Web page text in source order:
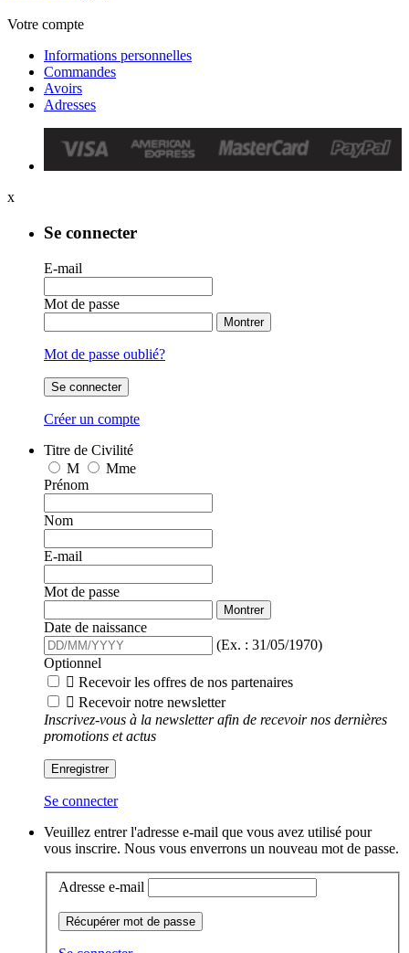
Votre compte
Informations personnelles
Commandes
Avoirs
Adresses
x
Se connecter
E-mail
Mot de passe
Montrer
Mot de passe oublié?
Se connecter
Créer un compte
Titre de Civilité
M
Mme
Prénom
Nom
E-mail
Mot de passe
Montrer
Date de naissance
(Ex. : 31/05/1970)
Optionnel
 Recevoir les offres de nos partenaires
 Recevoir notre newsletter
Inscrivez-vous à la newsletter afin de recevoir nos dernières
promotions et actus
Enregistrer
Se connecter
Veuillez entrer l'adresse e-mail que vous avez utilisé pour
vous inscrire. Nous vous enverrons un nouveau mot de passe.
Adresse e-mail
Récupérer mot de passe